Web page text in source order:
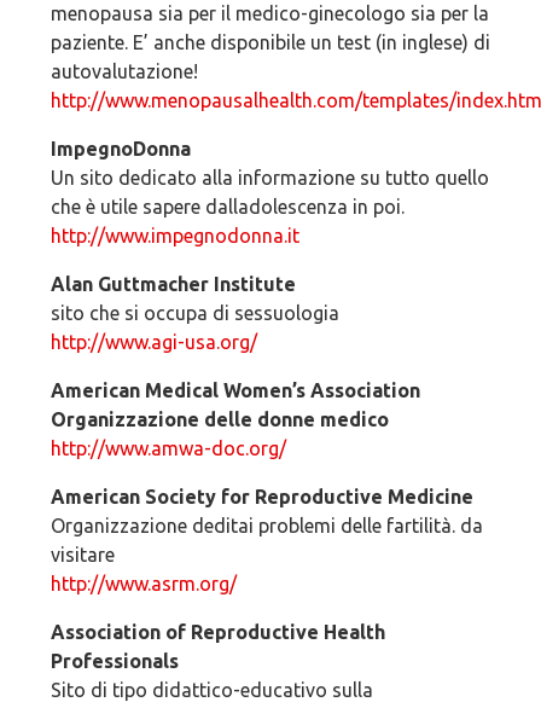
menopausa sia per il medico-ginecologo sia per la
paziente. E’ anche disponibile un test (in inglese) di
autovalutazione!
http://www.menopausalhealth.com/templates/
ImpegnoDonna
Un sito dedicato alla informazione su tutto quello
che è utile sapere dalladolescenza in poi.
http://www.impegnodonna.it
Alan Guttmacher Institute
sito che si occupa di sessuologia
http://www.agi-usa.org/
American Medical Women’s Association
Organizzazione delle donne medico
http://www.amwa-doc.org/
American Society for Reproductive Medicine
Organizzazione deditai problemi delle fartilità. da
visitare
http://www.asrm.org/
Association of Reproductive Health
Professionals
Sito di tipo didattico-educativo sulla